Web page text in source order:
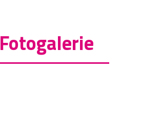
Fotogalerie